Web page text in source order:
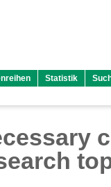
Statistik